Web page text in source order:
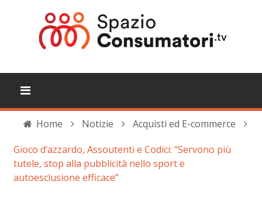
Home Notizie
Acquisti ed E-commerce
Gioco d’azzardo, Assoutenti e Codici: “Servono più
tutele, stop alla pubblicità nello sport e
autoesclusione efficace”